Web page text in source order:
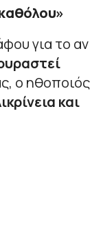
για το αν
ο ηθοποιός
και